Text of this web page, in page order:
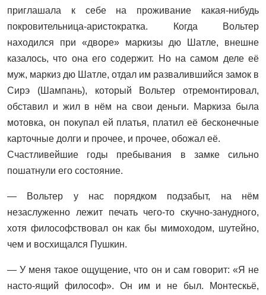
приглашала к себе на проживание какая-нибудь
покровительница-аристократка. Ко­гда Вольтер
находился при «дворе» маркизы дю Шатле, внешне
казалось, что она его содержит. Но на самом деле её
муж, маркиз дю Шатле, отдал им развалившийся замок в
Сирэ (Шампань), который Вольтер отремонтировал,
обставил и жил в нём на свои деньги. Маркиза была
мотовка, он покупал ей платья, платил её бесконечные
карточные долги и прочее, и прочее, обожал её.
Счастливейшие годы пребывания в замке сильно
пошатнули его состояние.
— Вольтер у нас порядком подзабыт, на нём
незаслуженно лежит печать чего-то скучно-занудного,
хотя философствовал он как бы мимоходом, шутейно,
чем и восхищался Пушкин.
— У меня такое ощущение, что он и сам говорит: «Я не
насто-ящий философ». Он им и не был. Монтескьё,